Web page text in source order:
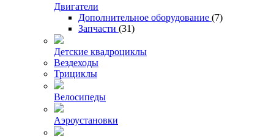
Двигатели
Дополнительное оборудование (7)
Запчасти (31)
Детские квадроциклы
Вездеходы
Трициклы
Велосипеды
Аэроустановки